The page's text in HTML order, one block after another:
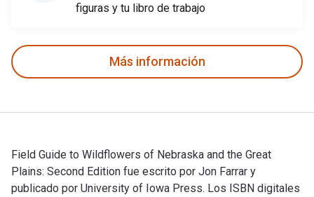
figuras y tu libro de trabajo
Más información
Field Guide to Wildflowers of Nebraska and the Great
Plains: Second Edition fue escrito por Jon Farrar y
publicado por University of Iowa Press. Los ISBN digitales